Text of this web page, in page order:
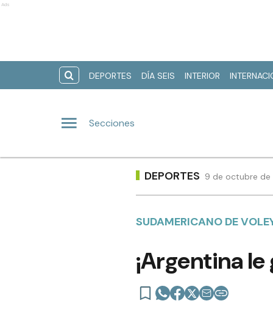
Ads
DEPORTES DÍA SEIS INTERIOR
Secciones
DEPORTES 9 de octubre de
SUDAMERICANO DE
¡Argentina